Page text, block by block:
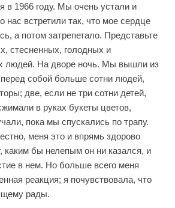
в 1966 году. Мы очень устали и
нас встретили так, что мое сердце
а потом затрепетало. Представьте
стесненных, голодных и
людей. На дворе ночь. Мы вышли из
собой больше сотни людей,
две, если не три сотни детей,
в руках букеты цветов,
пока мы спускались по трапу.
меня это и впрямь здорово
каким бы нелепым он ни казался, и
в нем. Но больше всего меня
реакция; я почувствовала, что
рады.